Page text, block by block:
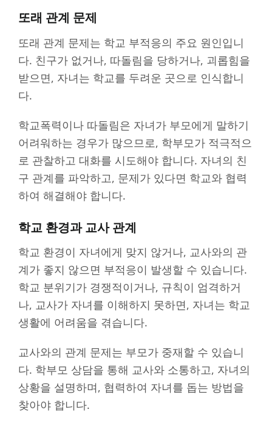
또래 관계 문제
또래 관계 문제는 학교 부적응의 주요 원인입니
다. 친구가 없거나, 따돌림을 당하거나, 괴롭힘을
받으면, 자녀는 학교를 두려운 곳으로 인식합니
다.
학교폭력이나 따돌림은 자녀가 부모에게 말하기
어려워하는 경우가 많으므로, 학부모가 적극적으
로 관찰하고 대화를 시도해야 합니다. 자녀의 친
구 관계를 파악하고, 문제가 있다면 학교와 협력
하여 해결해야 합니다.
학교 환경과 교사 관계
학교 환경이 자녀에게 맞지 않거나, 교사와의 관
계가 좋지 않으면 부적응이 발생할 수 있습니다.
학교 분위기가 경쟁적이거나, 규칙이 엄격하거
나, 교사가 자녀를 이해하지 못하면, 자녀는 학교
생활에 어려움을 겪습니다.
교사와의 관계 문제는 부모가 중재할 수 있습니
다. 학부모 상담을 통해 교사와 소통하고, 자녀의
상황을 설명하며, 협력하여 자녀를 돕는 방법을
찾아야 합니다.